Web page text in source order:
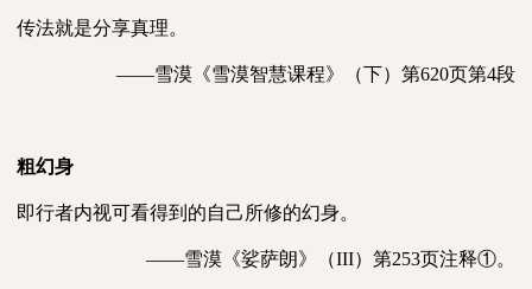
传法就是分享真理。
——雪漠《雪漠智慧课程》（下）第620页第4段
粗幻身
即行者内视可看得到的自己所修的幻身。
——雪漠《娑萨朗》（III）第253页注释①。